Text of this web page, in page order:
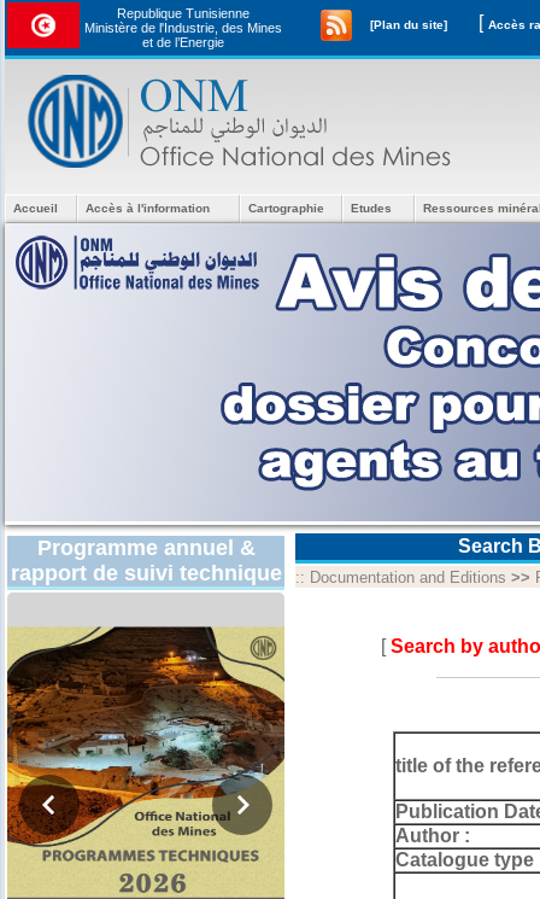
Republique Tunisienne
Ministère de l'Industrie, des Mines
et de l’Energie
[Plan du site] [
Accueil Accès à l'information Cartographie Etudes Ressources
Programme annuel &
rapport de suivi technique
Search
:: Documentation and Editions >>
[Search by
title of the
Publication
Author :
Catalogue type